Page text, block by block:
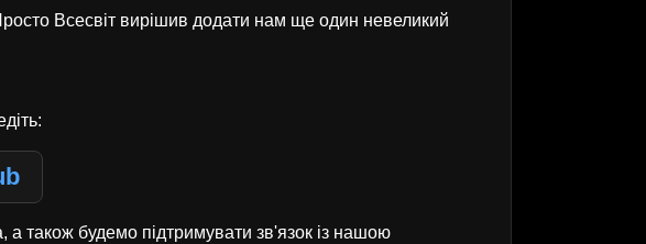
Всесвіт вирішив додати нам ще один невеликий
а також будемо підтримувати зв'язок із нашою